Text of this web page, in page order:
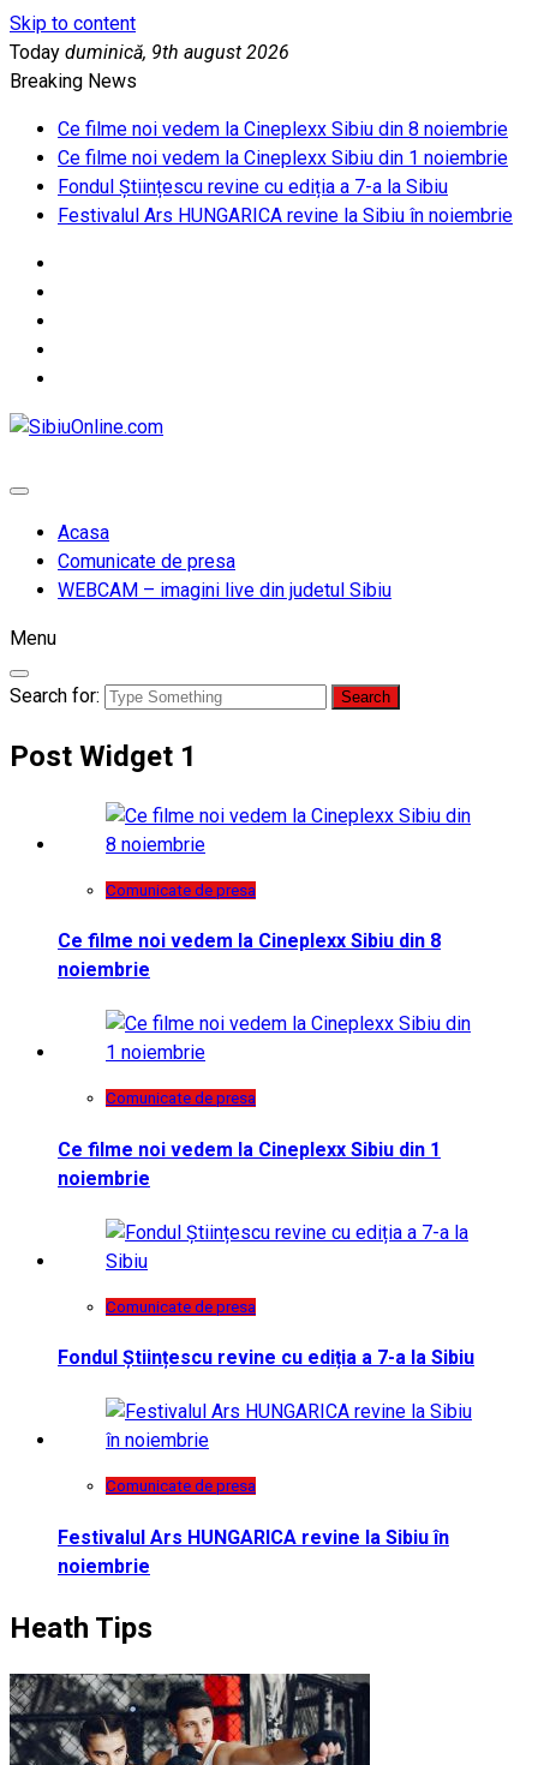
Skip to content
Today duminică, 9th august 2026
Breaking News
Ce filme noi vedem la Cineplexx Sibiu din 8 noiembrie
Ce filme noi vedem la Cineplexx Sibiu din 1 noiembrie
Fondul Științescu revine cu ediția a 7-a la Sibiu
Festivalul Ars HUNGARICA revine la Sibiu în noiembrie
Acasa
Comunicate de presa
WEBCAM – imagini live din judetul Sibiu
Menu
Search for:
Post Widget 1
Comunicate de presa
Ce filme noi vedem la Cineplexx Sibiu din 8
noiembrie
Comunicate de presa
Ce filme noi vedem la Cineplexx Sibiu din 1
noiembrie
Comunicate de presa
Fondul Științescu revine cu ediția a 7-a la Sibiu
Comunicate de presa
Festivalul Ars HUNGARICA revine la Sibiu în
noiembrie
Heath Tips